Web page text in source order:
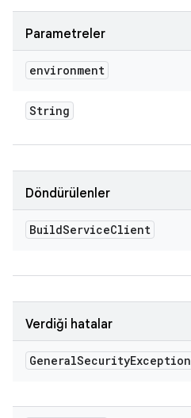
Parametreler
environment
String
Döndürülenler
BuildServiceClient
Verdiği hatalar
GeneralSecurityException